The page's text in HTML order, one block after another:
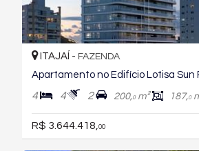
ITAJAÍ - FAZENDA
Apartamento no Edifício Lotisa Sun
4 4 2 200,0m² 187,0
R$ 3.644.418,00